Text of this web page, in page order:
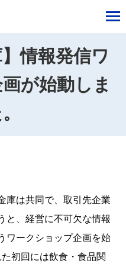
情報発信ワ
が始動しま
庫は共同で、取引先企業
と、経営に不可欠な情報
ワークショップ企画を始
初回には飲食・食品関